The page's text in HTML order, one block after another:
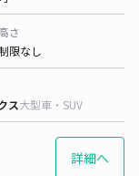
高さ
限なし
ス大型車・SUV
詳細へ